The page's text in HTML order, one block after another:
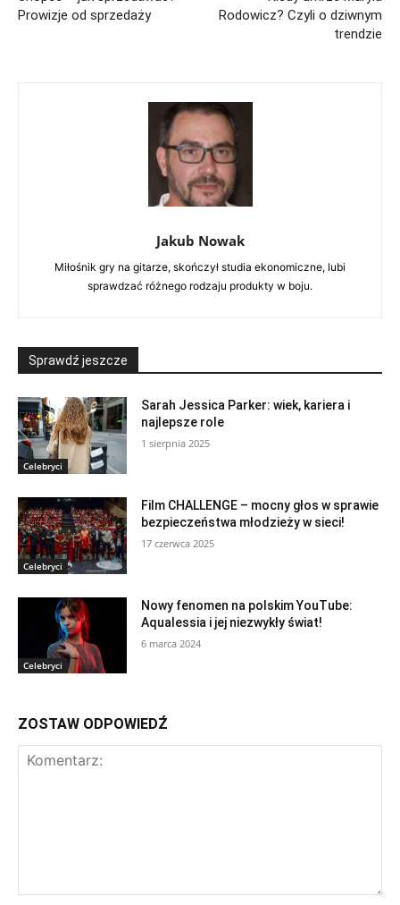
Prowizje od sprzedaży
Rodowicz? Czyli o dziwnym
trendzie
Jakub Nowak
Miłośnik gry na gitarze, skończył studia ekonomiczne, lubi
sprawdzać różnego rodzaju produkty w boju.
Sprawdź jeszcze
Celebryci
Sarah Jessica Parker: wiek, kariera i
najlepsze role
1 sierpnia 2025
Celebryci
Film CHALLENGE – mocny głos w sprawie
bezpieczeństwa młodzieży w sieci!
17 czerwca 2025
Celebryci
Nowy fenomen na polskim YouTube:
Aqualessia i jej niezwykły świat!
6 marca 2024
ZOSTAW ODPOWIEDŹ